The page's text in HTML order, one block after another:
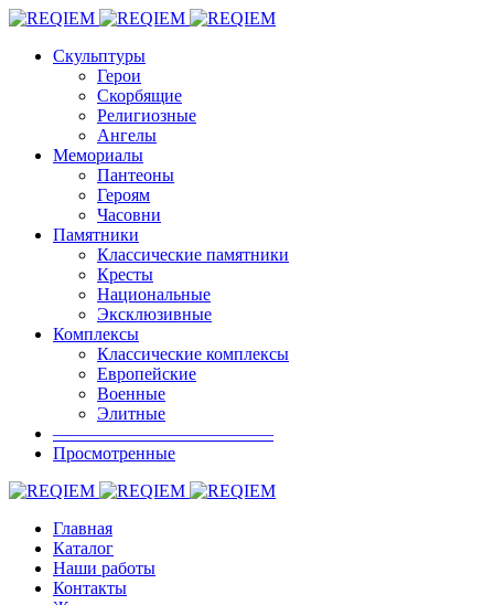
Скульптуры
Герои
Скорбящие
Религиозные
Ангелы
Мемориалы
Пантеоны
Героям
Часовни
Памятники
Классические памятники
Кресты
Национальные
Эксклюзивные
Комплексы
Классические комплексы
Европейские
Военные
Элитные
————————————–
Просмотренные
Главная
Каталог
Наши работы
Контакты